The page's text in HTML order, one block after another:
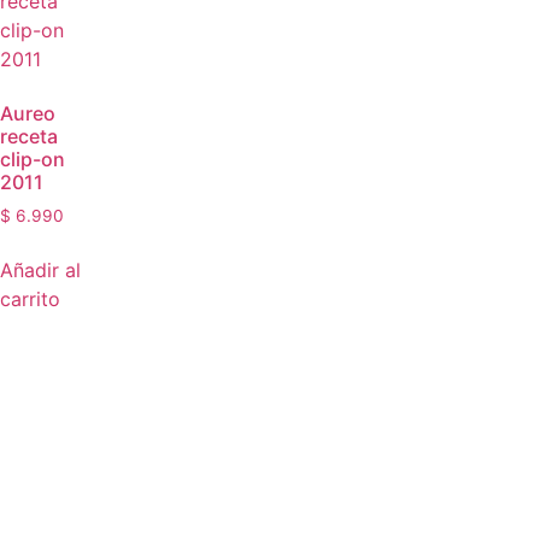
Aureo
receta
clip-on
2011
$ 6.990
Añadir al
carrito